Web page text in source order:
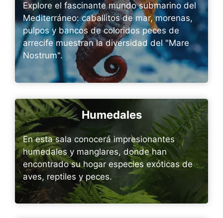
Explore el fascinante mundo submarino del
Mediterráneo: caballitos de mar, morenas,
pulpos y bancos de coloridos peces de
arrecife muestran la diversidad del "Mare
Nostrum".
Humedales
En esta sala conocerá impresionantes
humedales y manglares, donde han
encontrado su hogar especies exóticas de
aves, reptiles y peces.